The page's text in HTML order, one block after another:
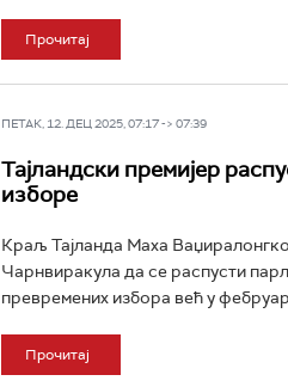
Прочитај
ПЕТАК, 12. ДЕЦ 2025, 07:17 -> 07:39
Тајландски премијер
изборе
Краљ Тајланда Маха
Чарнвиракула да се распусти
превремених избора већ у
Прочитај